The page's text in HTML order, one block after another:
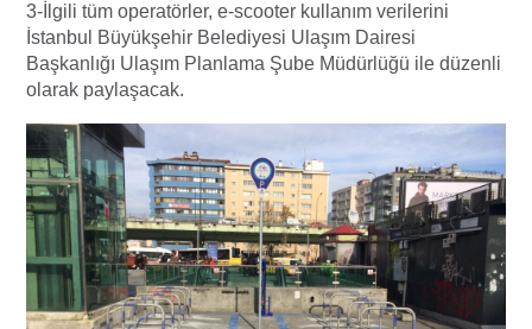
3-İlgili tüm operatörler, e-scooter kullanım verilerini
İstanbul Büyükşehir Belediyesi Ulaşım Dairesi
Başkanlığı Ulaşım Planlama Şube Müdürlüğü ile düzenli
olarak paylaşacak.